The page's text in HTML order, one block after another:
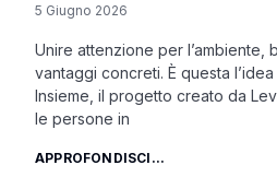
5 Giugno 2026
Unire attenzione per
vantaggi concreti. È questa
Insieme, il progetto creato da
le persone in
APPROFONDISCI...